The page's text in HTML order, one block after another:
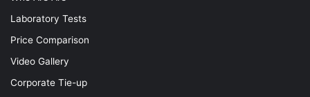
Laboratory Tests
Price Comparison
Video Gallery
Corporate Tie-up